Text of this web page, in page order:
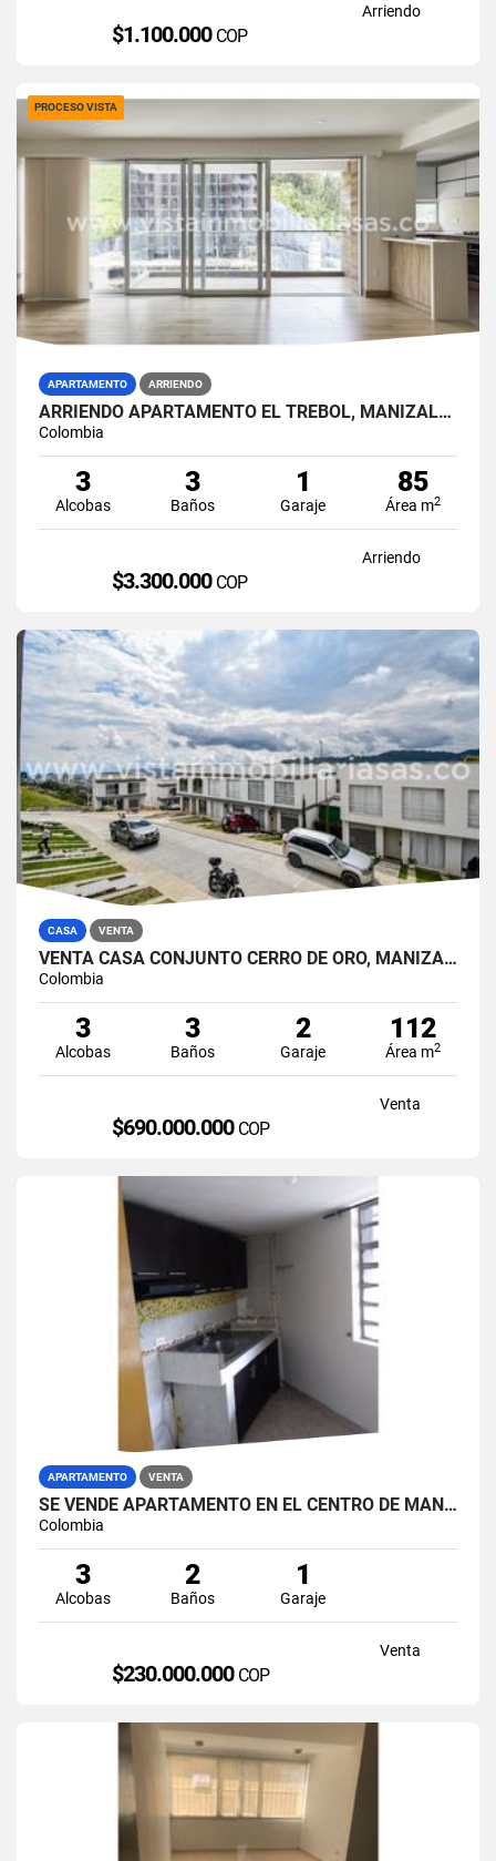
Arriendo
$1.100.000 COP
PROCESO VISTA
APARTAMENTO ARRIENDO
ARRIENDO APARTAMENTO EL TREBOL, MANIZALES
Colombia
3
Alcobas
3
Baños
1
Garaje
85
Área m2
Arriendo
$3.300.000 COP
CASA VENTA
VENTA CASA CONJUNTO CERRO DE ORO, MANIZALES
Colombia
3
Alcobas
3
Baños
2
Garaje
112
Área m2
Venta
$690.000.000 COP
APARTAMENTO VENTA
SE VENDE APARTAMENTO EN EL CENTRO DE MANIZALES.
Colombia
3
Alcobas
2
Baños
1
Garaje
Venta
$230.000.000 COP